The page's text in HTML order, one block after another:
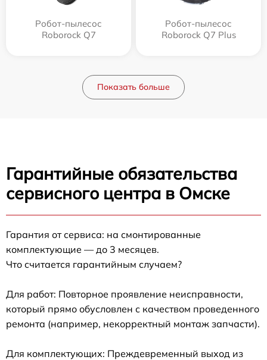
Робот-пылесос
Roborock Q7
Робот-пылесос
Roborock Q7 Plus
Показать больше
Гарантийные обязательства
сервисного центра в Омске
Гарантия от сервиса: на смонтированные
комплектующие — до 3 месяцев.
Что считается гарантийным случаем?
Для работ: Повторное проявление неисправности,
который прямо обусловлен с качеством проведенного
ремонта (например, некорректный монтаж запчасти).
Для комплектующих: Преждевременный выход из